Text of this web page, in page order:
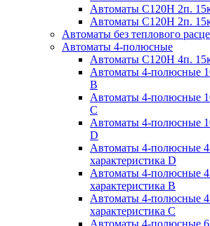
Автоматы С120H 2п.
Автоматы С120H 2п.
Автоматы без теплового
Автоматы 4-полюсные
Автоматы С120H 4п.
Автоматы 4-полюсные
B
Автоматы 4-полюсные
C
Автоматы 4-полюсные
D
Автоматы 4-полюсные
характеристика D
Автоматы 4-полюсные
характеристика В
Автоматы 4-полюсные
характеристика С
Автоматы 4-полюсные